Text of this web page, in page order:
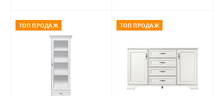
ТОП ПРОДАЖ ТОП ПРОДАЖ